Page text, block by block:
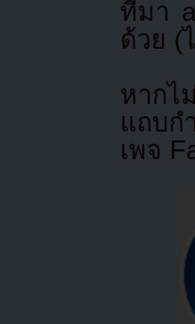
ที่มา
ด้วย (
หากไ
แถบก
เพจ